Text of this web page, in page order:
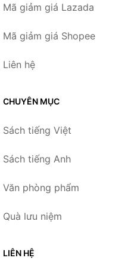
Mã giảm giá Lazada
Mã giảm giá Shopee
Liên hệ
CHUYÊN MỤC
Sách tiếng Việt
Sách tiếng Anh
Văn phòng phẩm
Quà lưu niệm
LIÊN HỆ